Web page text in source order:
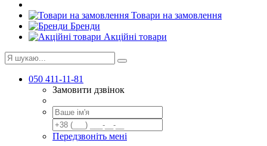
Товари на замовлення
Бренди
Акційні товари
050 411-11-81
Замовити дзвінок
Передзвоніть мені